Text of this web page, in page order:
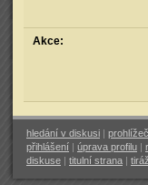
Akce:
hledání v diskusi |
přihlášení | úprava profilu |
diskuse | titulní strana | tiráž